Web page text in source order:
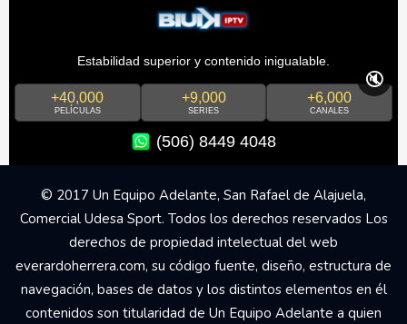
Estabilidad superior y contenido inigualable.
+40,000
PELÍCULAS
+9,000
SERIES
+6,000
CANALES
(506) 8449 4048
🔇
© 2017 Un Equipo Adelante, San Rafael de Alajuela,
Comercial Udesa Sport. Todos los derechos reservados Los
derechos de propiedad intelectual del web
everardoherrera.com, su código fuente, diseño, estructura de
navegación, bases de datos y los distintos elementos en él
contenidos son titularidad de Un Equipo Adelante a quien